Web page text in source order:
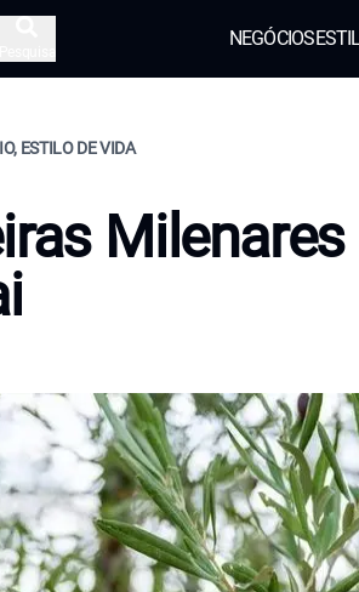
NEGÓCIOS
ESTILO DE VIDA